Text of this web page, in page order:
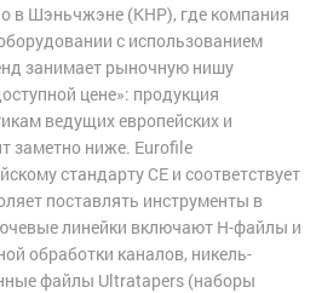
в Шэньчжэне (КНР), где компания
с использованием
занимает рыночную нишу
цене»: продукция
ведущих европейских и
заметно ниже. Eurofile
стандарту CE и соответствует
поставлять инструменты в
линейки включают H-файлы и
обработки каналов, никель-
файлы Ultratapers (наборы